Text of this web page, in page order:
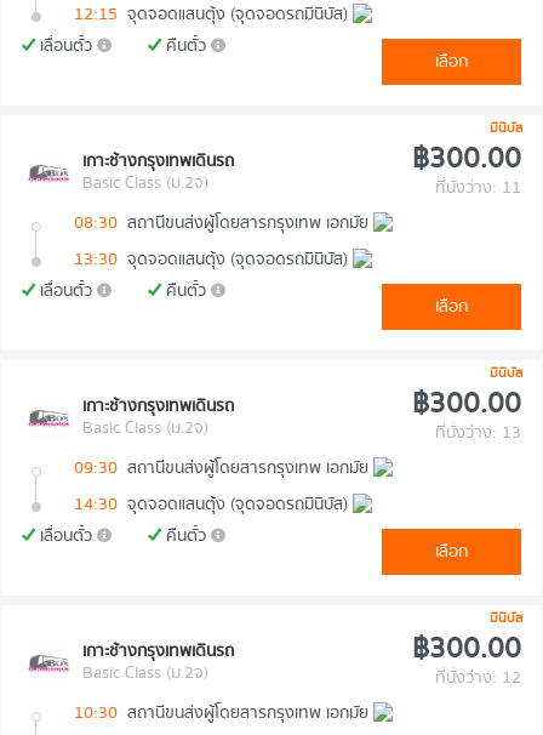
12:15 จุดจอดแสนตุ้ง (จุดจอดรถมินิบัส)
เลื่อนตั๋ว
คืนตั๋ว
เลือก
มินิบัส
เกาะช้างกรุงเทพเดินรถ
Basic Class (ม.2จ)
฿300.00
ที่นั่งว่าง: 11
08:30 สถานีขนส่งผู้โดยสารกรุงเทพ เอกมัย
13:30 จุดจอดแสนตุ้ง (จุดจอดรถมินิบัส)
เลื่อนตั๋ว
คืนตั๋ว
เลือก
มินิบัส
เกาะช้างกรุงเทพเดินรถ
Basic Class (ม.2จ)
฿300.00
ที่นั่งว่าง: 13
09:30 สถานีขนส่งผู้โดยสารกรุงเทพ เอกมัย
14:30 จุดจอดแสนตุ้ง (จุดจอดรถมินิบัส)
เลื่อนตั๋ว
คืนตั๋ว
เลือก
มินิบัส
เกาะช้างกรุงเทพเดินรถ
Basic Class (ม.2จ)
฿300.00
ที่นั่งว่าง: 12
10:30 สถานีขนส่งผู้โดยสารกรุงเทพ เอกมัย